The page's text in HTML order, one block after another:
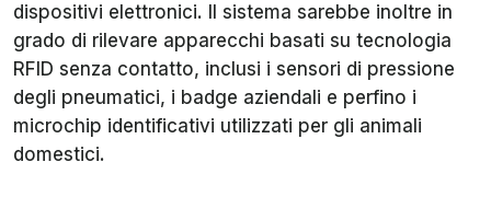
dispositivi elettronici. Il sistema sarebbe inoltre in
grado di rilevare apparecchi basati su tecnologia
RFID senza contatto, inclusi i sensori di pressione
degli pneumatici, i badge aziendali e perfino i
microchip identificativi utilizzati per gli animali
domestici.